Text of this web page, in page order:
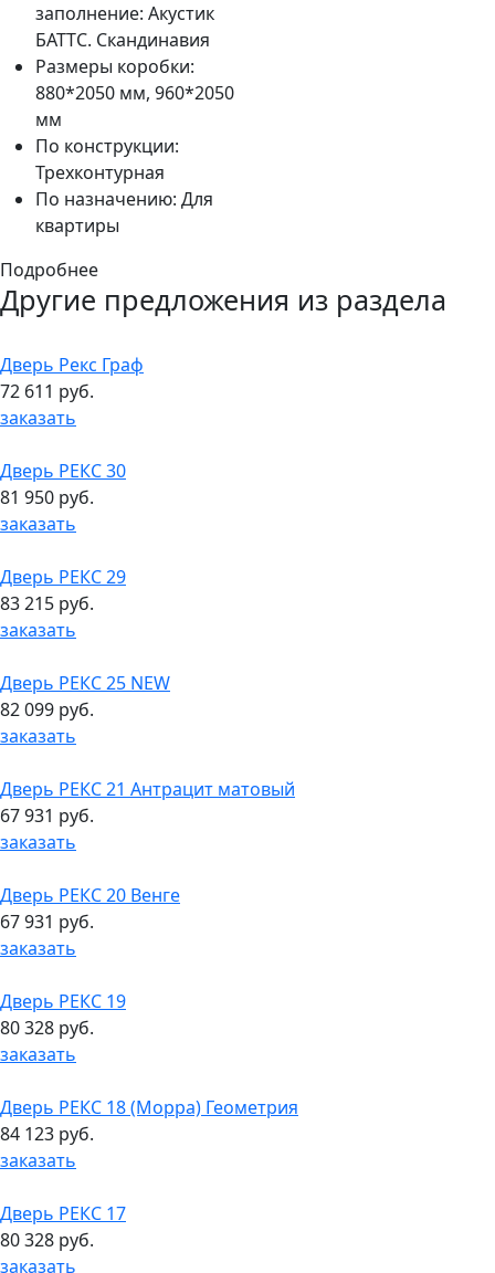
заполнение: Акустик
БАТТС. Скандинавия
Размеры коробки:
880*2050 мм, 960*2050
мм
По конструкции:
Трехконтурная
По назначению: Для
квартиры
Подробнее
Другие предложения из раздела
Дверь Рекс Граф
72 611 руб.
заказать
Дверь РЕКС 30
81 950 руб.
заказать
Дверь РЕКС 29
83 215 руб.
заказать
Дверь РЕКС 25 NEW
82 099 руб.
заказать
Дверь РЕКС 21 Антрацит матовый
67 931 руб.
заказать
Дверь РЕКС 20 Венге
67 931 руб.
заказать
Дверь РЕКС 19
80 328 руб.
заказать
Дверь РЕКС 18 (Морра) Геометрия
84 123 руб.
заказать
Дверь РЕКС 17
80 328 руб.
заказать